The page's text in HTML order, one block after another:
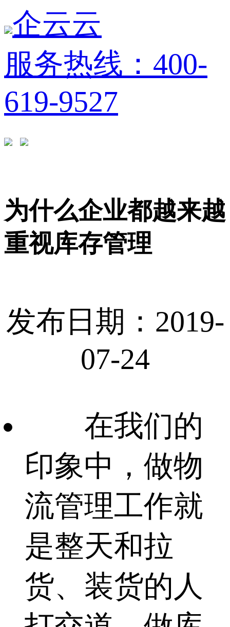
企云云
服务热线：400-
619-9527
为什么企业都越来越
重视库存管理
发布日期：2019-
07-24
在我们的
印象中，做物
流管理工作就
是整天和拉
货、装货的人